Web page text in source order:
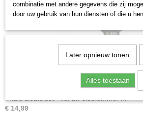
Thule sleutelset - vul uw slotnummer in
€ 14,99
combinatie met andere gegevens die zij
door uw gebruik van hun diensten of die u
Later opnieuw tonen
Alles toestaan